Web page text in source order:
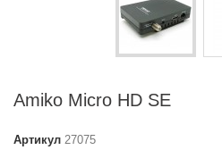
Amiko Micro HD SE
Артикул 27075